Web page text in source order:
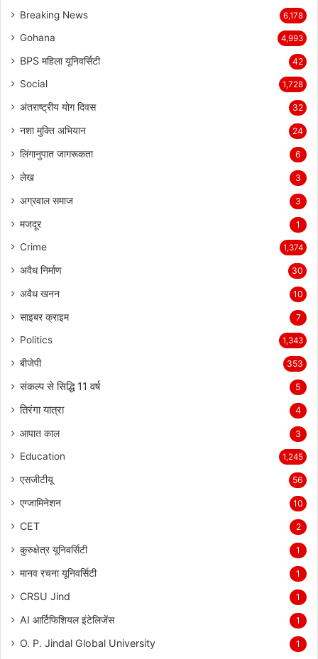
Breaking News 6,178
Gohana 4,993
BPS महिला यूनिवर्सिटी 42
Social 1,728
अंतराष्ट्रीय योग दिवस 32
नशा मुक्ति अभियान 24
लिंगानुपात जागरूकता 6
लेख 3
अग्रवाल समाज 3
मजदूर 1
Crime 1,374
अवैध निर्माण 30
अवैध खनन 10
साइबर क्राइम 7
Politics 1,343
बीजेपी 353
संकल्प से सिद्धि 11 वर्ष 5
तिरंगा यात्रा 4
आपात काल 3
Education 1,245
एसजीटीयू 56
एग्जामिनेशन 10
CET 2
कुरुक्षेत्र यूनिवर्सिटी 1
मानव रचना यूनिवर्सिटी 1
CRSU Jind 1
AI आर्टिफिशियल इंटेलिजेंस 1
O. P. Jindal Global University 1